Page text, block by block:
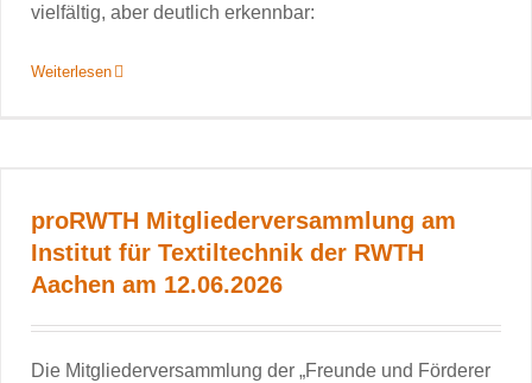
vielfältig, aber deutlich erkennbar:
Weiterlesen
proRWTH Mitgliederversammlung am
Institut für Textiltechnik der RWTH
Aachen am 12.06.2026
Die Mitgliederversammlung der „Freunde und Förderer